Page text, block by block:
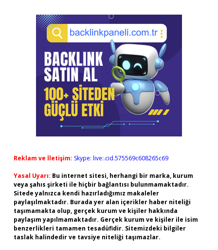
Reklam ve İletişim: Skype: live:.cid.575569c608265c69
Yasal Uyarı: Bu internet sitesi, herhangi bir marka, kurum
veya şahıs şirketi ile hiçbir bağlantısı bulunmamaktadır.
Sitede yalnızca kendi hazırladığımız makaleler
paylaşılmaktadır. Burada yer alan içerikler haber niteliği
taşımamakta olup, gerçek kurum ve kişiler hakkında
paylaşım yapılmamaktadır. Gerçek kurum ve kişiler ile isim
benzerlikleri tamamen tesadüfidir. Sitemizdeki bilgiler
taslak halindedir ve tavsiye niteliği taşımazlar.